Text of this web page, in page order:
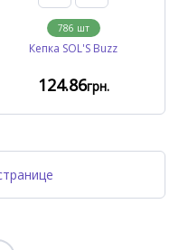
786 шт
Кепка SOL'S Buzz
124.86грн.